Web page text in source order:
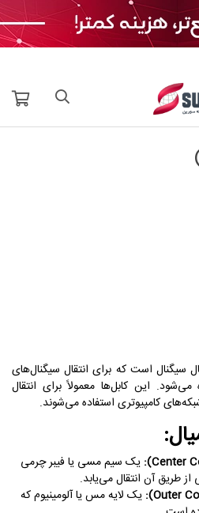
سیگنال است که برای انتقال سیگنال‌های
می‌شود. این کابل‌ها معمولاً برای انتقال
کامپیوتری استفاده می‌شوند.
یک سیم مسی یا فیبر چرمی
از طریق آن انتقال می‌یابد.
یک لایه مس یا آلومینیوم که